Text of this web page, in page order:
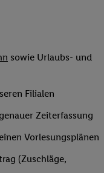
sowie Urlaubs- und
Filialen
Zeiterfassung
Vorlesungsplänen
(Zuschläge,